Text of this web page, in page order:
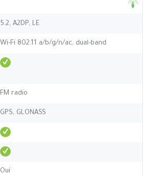
5.2, A2DP, LE
Wi-Fi 802.11 a/b/g/n/ac, dual-band
FM radio
GPS, GLONASS
Oui